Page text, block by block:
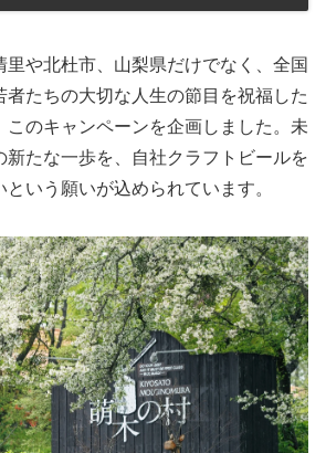
や北杜市、山梨県だけでなく、全国
者たちの大切な人生の節目を祝福した
このキャンペーンを企画しました。未
新たな一歩を、自社クラフトビールを
いう願いが込められています。